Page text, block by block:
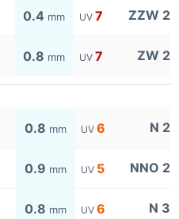
0.4 mm UV 7 ZZW 2
0.8 mm UV 7 ZW 2
0.8 mm UV 6 N 2
0.9 mm UV 5 NNO 2
0.8 mm UV 6 N 3